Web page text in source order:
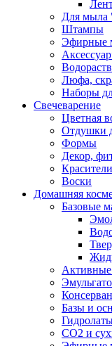
Для мыла
Штампы
Эфирные
Люфа,
Наборы
Свечеварение
Цветная
Отдушки
Формы
Декор,
Красители
Воски
Домашняя
Базовые
Базы и
СО2 и